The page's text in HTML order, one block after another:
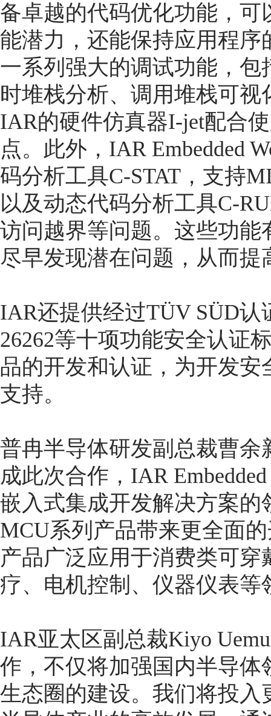
备卓越的代码优化功能，
能潜力，还能保持应用程
一系列强大的调试功能，
时堆栈分析、调用堆栈可
IAR的硬件仿真器I-jet配合
点。此外，IAR Embedded
码分析工具C-STAT，支持
以及动态代码分析工具C-
访问越界等问题。这些功
尽早发现潜在问题，从而提
IAR还提供经过TÜV SÜD
26262等十项功能安全认证
品的开发和认证，为开发
支持。
普冉半导体研发副总裁曹
成此次合作，IAR
嵌入式集成开发解决方案
MCU系列产品带来更全面
产品广泛应用于消费类可
疗、电机控制、仪器仪表等
IAR亚太区副总裁Kiyo
作，不仅将加强国内半导
生态圈的建设。我们将投